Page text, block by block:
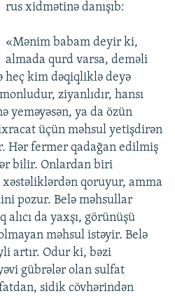
rus xidmətinə danışıb:
«Mənim babam deyir ki,
almada qurd varsa, deməli
heç kim dəqiqliklə deyə
ziyanlıdır, hansı
yeməyəsən, ya da özün
üçün məhsul yetişdirən
Hər fermer qadağan edilmiş
bilir. Onlardan biri
qoruyur, amma
pozur. Belə məhsullar
alıcı da yaxşı, görünüşü
məhsul istəyir. Belə
artır. Odur ki, bəzi
gübrələr olan sulfat
sidik cövhərindən